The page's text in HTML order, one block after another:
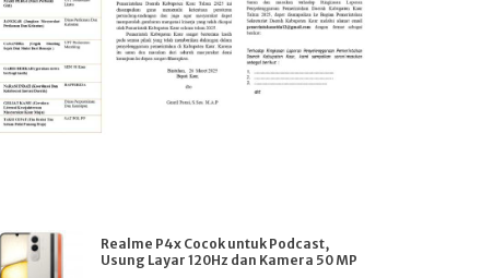
Realme P4x Cocok untuk Podcast,
Usung Layar 120Hz dan Kamera 50 MP